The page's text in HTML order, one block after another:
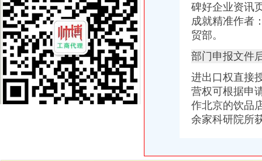
理有限责任公司_重庆鑫洲财务管理有限责任公司】-代理记帐-重庆赶
开公司找商裕——凤凰网房产北京
在重庆创业要办营业执照找我们**吧价格很优惠哦重庆工商年检今题网
重庆公司注册、营业执照、记帐报税等服务重庆工商年检今题网
【九牛会计事务所常平桥头横沥企石茶山东坑大朗寮步松山湖江代
南坑街道-搜百科
余庆县龙溪镇天虹通讯手机专卖店_【电话地址_招聘信息_注册信息_信
长宁区老字号会计代帐公司-在龙溪路财务代理记账注册-上海58同城
重庆工商代办花多少钱就选企业工坊—深圳罗湖区国贸海外公司注册
碑好企业资讯
成就精准作者
贸部。
部门申报文件
进出口权直接
营权可根据申
作北京的饮品
余家科研院所